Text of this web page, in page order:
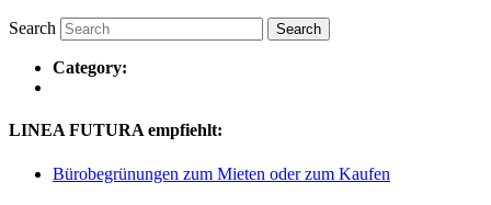
Search
Category:
LINEA FUTURA empfiehlt:
Bürobegrünungen zum Mieten oder zum Kaufen